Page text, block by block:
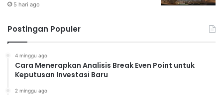
5 hari ago
Postingan Populer
4 minggu ago
Cara Menerapkan Analisis Break Even Point untuk
Keputusan Investasi Baru
2 minggu ago